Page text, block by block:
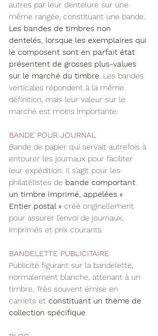
autres par leur dentelure sur une
même rangée, constituant une bande.
Les bandes de timbres non
dentelés, lorsque les exemplaires qui
le composent sont en parfait état
présentent de grosses plus-values
sur le marché du timbre. Les bandes
verticales répondent à la même
définition, mais leur valeur sur le
marché est moins importante.
BANDE POUR JOURNAL
Bande de papier qui servait autrefois à
entourer les journaux pour faciliter
leur expédition. Il s’agit pour les
philatélistes de bande comportant
un timbre imprimé, appelées «
Entier postal » créé originellement
pour assurer l’envoi de journaux,
imprimés et prix courants.
BANDELETTE PUBLICITAIRE
Publicité figurant sur la bandelette,
normalement blanche, attenant à un
timbre. Très souvent émise en
carnets et constituant un thème de
collection spécifique.